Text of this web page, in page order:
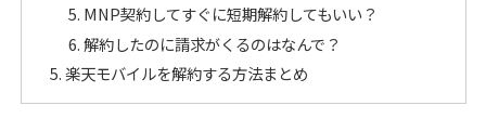
MNP契約してすぐに短期解約してもいい？
解約したのに請求がくるのはなんで？
楽天モバイルを解約する方法まとめ